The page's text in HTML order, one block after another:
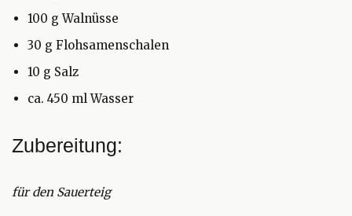
100 g Walnüsse
30 g Flohsamenschalen
10 g Salz
ca. 450 ml Wasser
Zubereitung:
für den Sauerteig